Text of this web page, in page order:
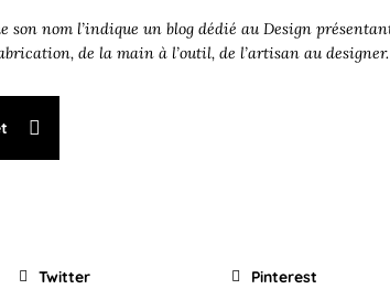
son nom l’indique un blog dédié au Design
de la main à l’outil, de l’artisan au designer.
Twitter Pinterest